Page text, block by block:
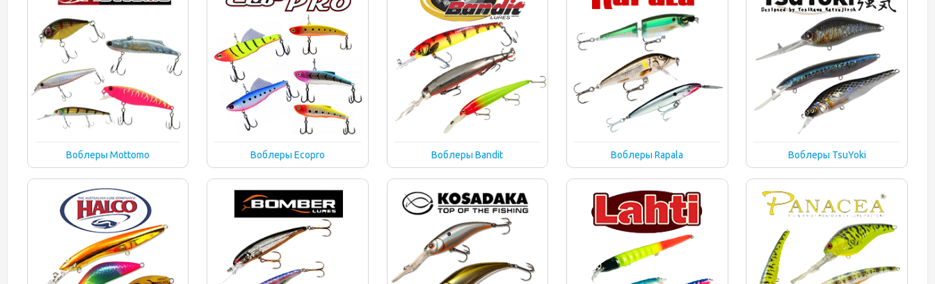
Воблеры Mottomo Воблеры Ecopro Воблеры Bandit Воблеры Rapala Воблеры TsuYoki